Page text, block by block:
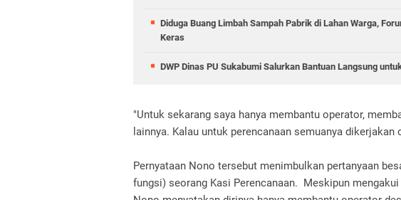
Diduga Buang Limbah Sampah Pabrik di Lahan Warga,
Keras
DWP Dinas PU Sukabumi Salurkan Bantuan Langsung
"Untuk sekarang saya hanya membantu operator,
lainnya. Kalau untuk perencanaan semuanya dikerjakan
Pernyataan Nono tersebut menimbulkan pertanyaan
fungsi) seorang Kasi Perencanaan. Meskipun